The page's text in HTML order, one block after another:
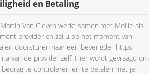
en Betaling
Van Cleven werkt samen met Mollie als
provider en zal u op het moment van
doorsturen naar een beveiligde "https"
van de provider zelf. Hier wordt gevraagd om
bedrag te controleren en te betalen met je